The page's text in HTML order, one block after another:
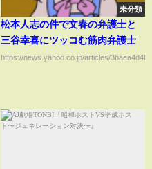
未分類
松本人志の件で文春の弁護士と
三谷幸喜にツッコむ筋肉弁護士
https://news.yahoo.co.jp/articles/